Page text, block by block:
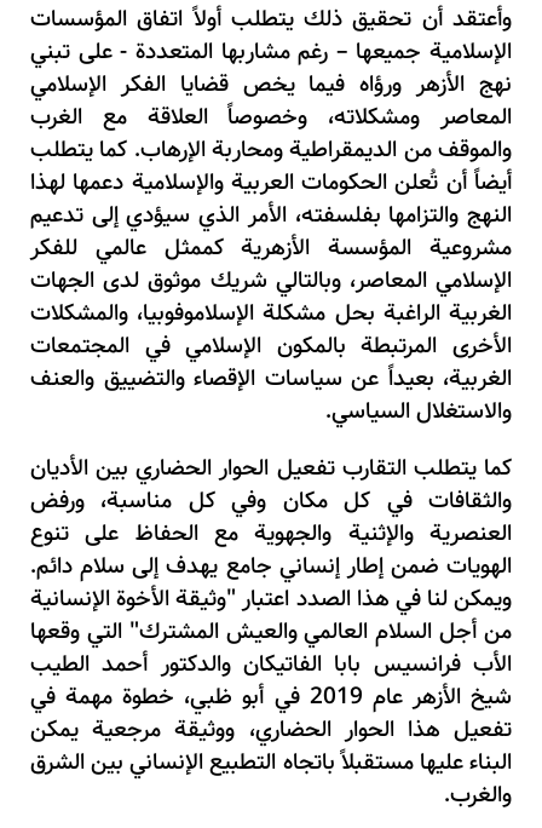
وأعتقد أن تحقيق ذلك يتطلب أولاً اتفاق المؤسسات
الإسلامية جميعها – رغم مشاربها المتعددة - على تبني
نهج الأزهر ورؤاه فيما يخص قضايا الفكر الإسلامي
المعاصر ومشكلاته، وخصوصاً العلاقة مع الغرب
والموقف من الديمقراطية ومحاربة الإرهاب. كما يتطلب
أيضاً أن تُعلن الحكومات العربية والإسلامية دعمها لهذا
النهج والتزامها بفلسفته، الأمر الذي سيؤدي إلى تدعيم
مشروعية المؤسسة الأزهرية كممثل عالمي للفكر
الإسلامي المعاصر، وبالتالي شريك موثوق لدى الجهات
الغربية الراغبة بحل مشكلة الإسلاموفوبيا، والمشكلات
الأخرى المرتبطة بالمكون الإسلامي في المجتمعات
الغربية، بعيداً عن سياسات الإقصاء والتضييق والعنف
والاستغلال السياسي.
كما يتطلب التقارب تفعيل الحوار الحضاري بين الأديان
والثقافات في كل مكان وفي كل مناسبة، ورفض
العنصرية والإثنية والجهوية مع الحفاظ على تنوع
الهويات ضمن إطار إنساني جامع يهدف إلى سلام دائم.
ويمكن لنا في هذا الصدد اعتبار "وثيقة الأخوة الإنسانية
من أجل السلام العالمي والعيش المشترك" التي وقعها
الأب فرانسيس بابا الفاتيكان والدكتور أحمد الطيب
شيخ الأزهر عام 2019 في أبو ظبي، خطوة مهمة في
تفعيل هذا الحوار الحضاري، ووثيقة مرجعية يمكن
البناء عليها مستقبلاً باتجاه التطبيع الإنساني بين الشرق
والغرب.